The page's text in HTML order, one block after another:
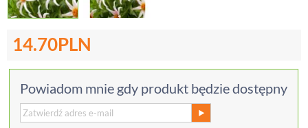
14.70PLN
Powiadom mnie gdy produkt będzie dostępny